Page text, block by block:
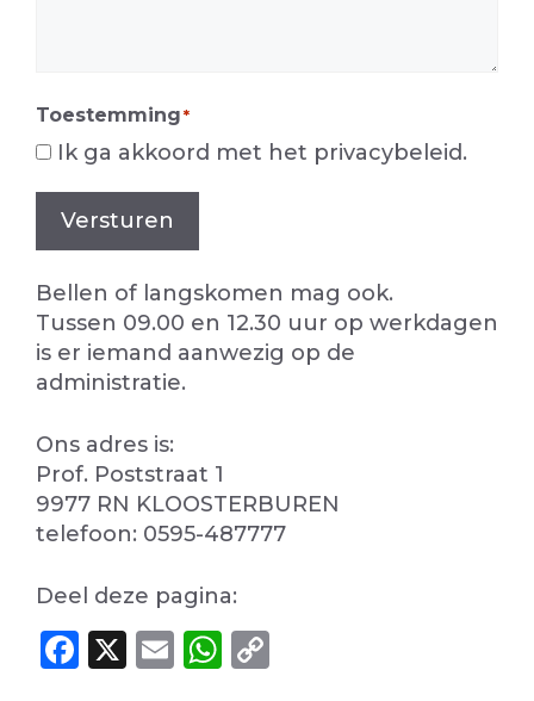
Toestemming*
Ik ga akkoord met het privacybeleid.
Versturen
Bellen of langskomen mag ook.
Tussen 09.00 en 12.30 uur op werkdagen
is er iemand aanwezig op de
administratie.
Ons adres is:
Prof. Poststraat 1
9977 RN KLOOSTERBUREN
telefoon: 0595-487777
Deel deze pagina:
F
X
E
W